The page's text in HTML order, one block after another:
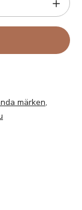
märken,